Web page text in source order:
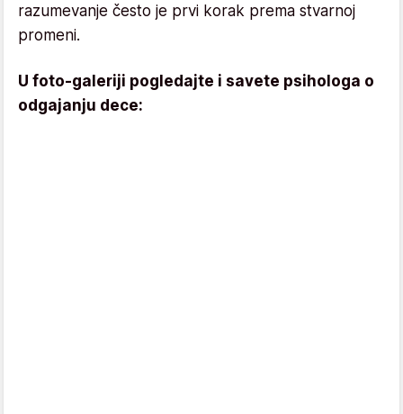
razumevanje često je prvi korak prema stvarnoj
promeni.
U foto-galeriji pogledajte i savete psihologa o
odgajanju dece: